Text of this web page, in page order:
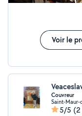
Voir le
Couvreur
Saint-Maur-
5/5 (2